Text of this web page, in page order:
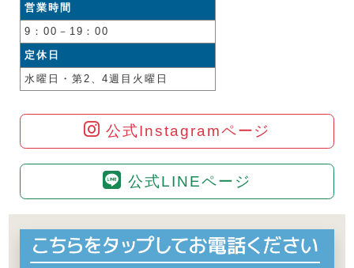
営業時間
9：00－19：00
定休日
水曜日・第2、4週目火曜日
公式Instagramページ
公式LINEページ